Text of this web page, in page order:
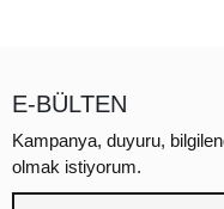
E-BÜLTEN
Kampanya, duyuru,
olmak istiyorum.